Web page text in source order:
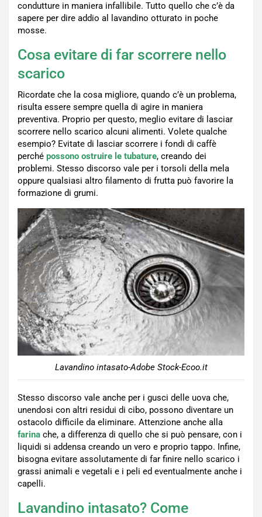
condutture in maniera infallibile. Tutto quello che c’è da
sapere per dire addio al lavandino otturato in poche
mosse.
Cosa evitare di far scorrere nello
scarico
Ricordate che la cosa migliore, quando c’è un problema,
risulta essere sempre quella di agire in maniera
preventiva. Proprio per questo, meglio evitare di lasciar
scorrere nello scarico alcuni alimenti. Volete qualche
esempio? Evitate di lasciar scorrere i fondi di caffè
perché possono ostruire le tubature, creando dei
problemi. Stesso discorso vale per i torsoli della mela
oppure qualsiasi altro filamento di frutta può favorire la
formazione di grumi.
Lavandino intasato-Adobe Stock-Ecoo.it
Stesso discorso vale anche per i gusci delle uova che,
unendosi con altri residui di cibo, possono diventare un
ostacolo difficile da eliminare. Attenzione anche alla
farina che, a differenza di quello che si può pensare, con i
liquidi si addensa creando un vero e proprio tappo. Infine,
bisogna evitare assolutamente di far finire nello scarico i
grassi animali e vegetali e i peli ed eventualmente anche i
capelli.
Lavandino intasato? Come